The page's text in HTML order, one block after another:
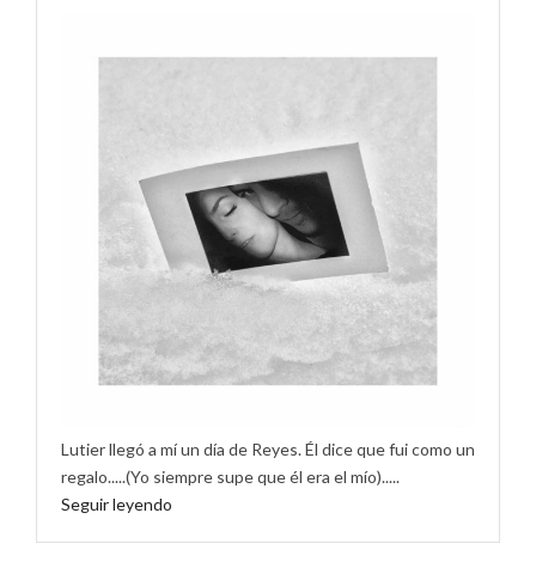
Lutier llegó a mí un día de Reyes. Él dice que fui como un
regalo.....(Yo siempre supe que él era el mío).....
Seguir leyendo